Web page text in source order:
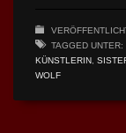
TAGGED UNTER:
KÜNSTLERIN,
WOLF